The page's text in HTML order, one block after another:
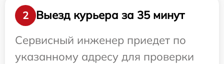
2
Выезд курьера за 35 минут
Сервисный инженер приедет по
указанному адресу для проверки